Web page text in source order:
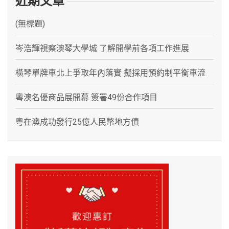
(無標題)
岑浩輝視察澳琴大學城 了解開學前各項工作進展
橫琴單牌車北上爭取年內落實 擬採用預約制平衡車流
粵澳名優商品展開幕 簽署49份合作項目
粵在澳成功發行25億人民幣地方債